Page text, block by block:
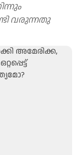
വരുന്നതു